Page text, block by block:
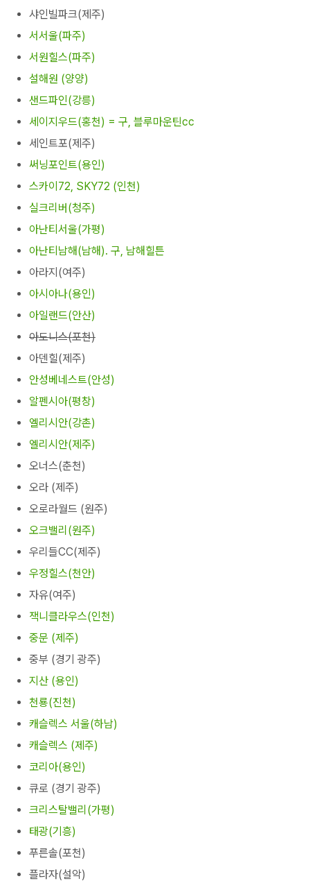
샤인빌파크(제주)
서서울(파주)
서원힐스(파주)
설해원 (양양)
샌드파인(강릉)
세이지우드(홍천) = 구, 블루마운틴cc
세인트포(제주)
써닝포인트(용인)
스카이72, SKY72 (인천)
실크리버(청주)
아난티서울(가평)
아난티남해(남해). 구, 남해힐튼
아라지(여주)
아시아나(용인)
아일랜드(안산)
아도니스(포천)
아덴힐(제주)
안성베네스트(안성)
알펜시아(평창)
엘리시안(강촌)
엘리시안(제주)
오너스(춘천)
오라 (제주)
오로라월드 (원주)
오크밸리(원주)
우리들CC(제주)
우정힐스(천안)
자유(여주)
잭니클라우스(인천)
중문 (제주)
중부 (경기 광주)
지산 (용인)
천룡(진천)
캐슬렉스 서울(하남)
캐슬렉스 (제주)
코리아(용인)
큐로 (경기 광주)
크리스탈밸리(가평)
태광(기흥)
푸른솔(포천)
플라자(설악)